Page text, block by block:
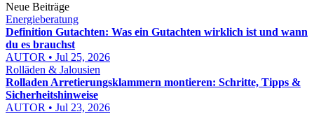
Neue Beiträge
Energieberatung
Definition Gutachten: Was ein Gutachten wirklich ist und wann
du es brauchst
AUTOR • Jul 25, 2026
Rolläden & Jalousien
Rolladen Arretierungsklammern montieren: Schritte, Tipps &
Sicherheitshinweise
AUTOR • Jul 23, 2026